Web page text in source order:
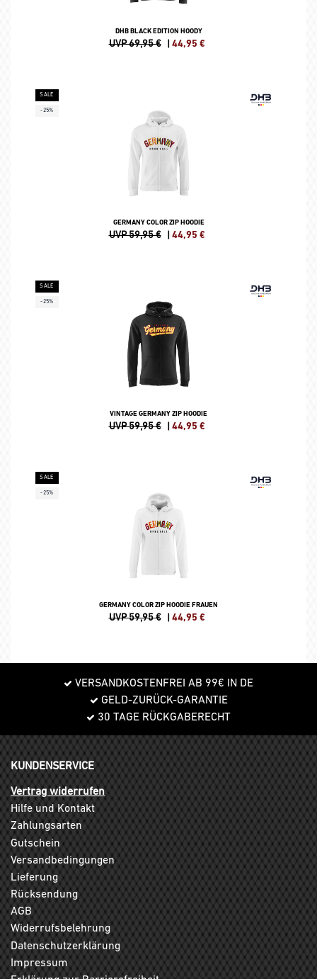
DHB BLACK EDITION HOODY
UVP 69,95 € | 44,95 €
SALE
-25%
GERMANY COLOR ZIP HOODIE
UVP 59,95 € | 44,95 €
SALE
-25%
VINTAGE GERMANY ZIP HOODIE
UVP 59,95 € | 44,95 €
SALE
-25%
GERMANY COLOR ZIP HOODIE FRAUEN
UVP 59,95 € | 44,95 €
VERSANDKOSTENFREI AB 99€ IN DE
GELD-ZURÜCK-GARANTIE
30 TAGE RÜCKGABERECHT
KUNDENSERVICE
Vertrag widerrufen
Hilfe und Kontakt
Zahlungsarten
Gutschein
Versandbedingungen
Lieferung
Rücksendung
AGB
Widerrufsbelehrung
Datenschutzerklärung
Impressum